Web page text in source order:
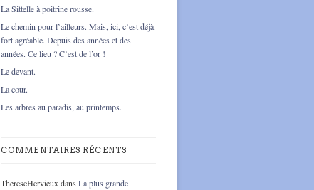
La Sittelle à poitrine rousse.
Le chemin pour l’ailleurs. Mais, ici, c’est déjà
fort agréable. Depuis des années et des
années. Ce lieu ? C’est de l’or !
Le devant.
La cour.
Les arbres au paradis, au printemps.
COMMENTAIRES RÉCENTS
ThereseHervieux dans La plus grande